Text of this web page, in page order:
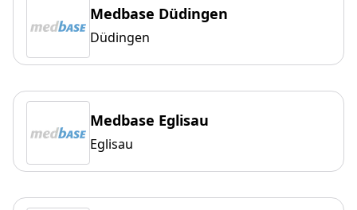
Medbase Düdingen
Düdingen
Medbase Eglisau
Eglisau